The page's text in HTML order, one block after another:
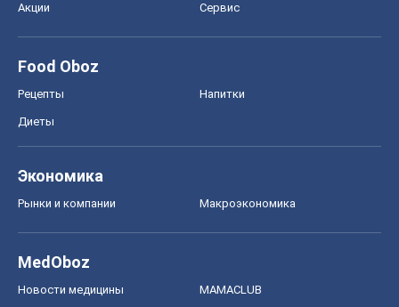
Акции Сервис
Food Oboz
Рецепты Напитки
Диеты
Экономика
Рынки и компании Mакроэкономика
MedOboz
Новости медицины MAMACLUB